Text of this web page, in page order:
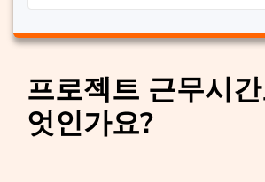
프로젝트 근무시
엇인가요?